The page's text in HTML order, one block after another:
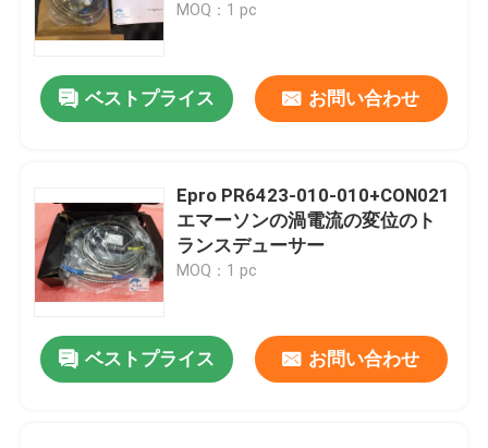
MOQ：1 pc
ベストプライス お問い合わせ
Epro PR6423-010-010+CON021
エマーソンの渦電流の変位のト
ランスデューサー
MOQ：1 pc
ベストプライス お問い合わせ